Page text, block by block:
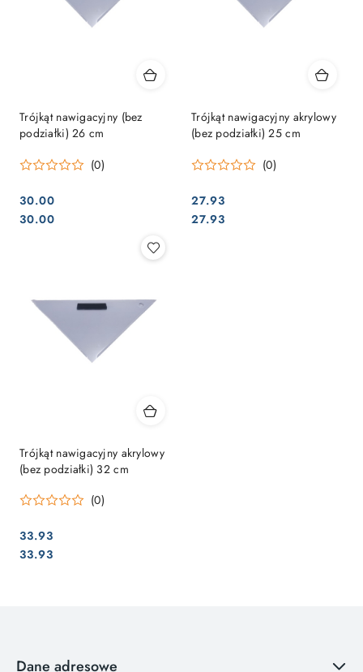
Trójkąt nawigacyjny (bez
podziałki) 26 cm
(0)
Cena:
30.00
Cena:
30.00
Trójkąt nawigacyjny akrylowy
(bez podziałki) 25 cm
(0)
Cena:
27.93
Cena:
27.93
Trójkąt nawigacyjny akrylowy
(bez podziałki) 32 cm
(0)
Cena:
33.93
Cena:
33.93
Dane adresowe